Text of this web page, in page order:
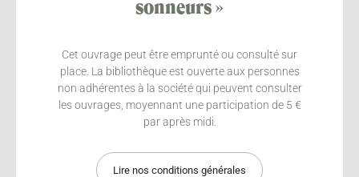
sonneurs »
Cet ouvrage peut être emprunté ou consulté sur
place. La bibliothèque est ouverte aux personnes
non adhérentes à la société qui peuvent consulter
les ouvrages, moyennant une participation de 5 €
par après midi.
Lire nos conditions générales